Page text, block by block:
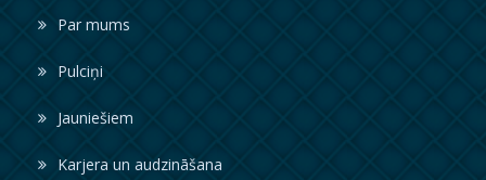
Par mums
Pulciņi
Jauniešiem
Karjera un audzināšana